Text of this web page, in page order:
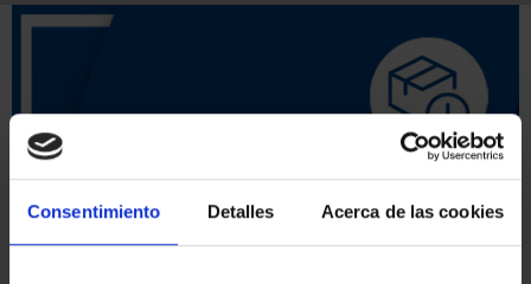
Consentimiento Detalles Acerca de las cookies